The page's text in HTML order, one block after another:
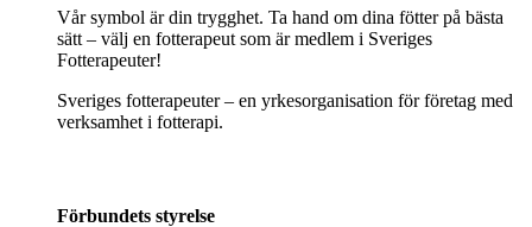
Vår symbol är din trygghet. Ta hand om dina fötter på bästa
sätt – välj en fotterapeut som är medlem i Sveriges
Fotterapeuter!
Sveriges fotterapeuter – en yrkesorganisation för företag med
verksamhet i fotterapi.
Förbundets styrelse